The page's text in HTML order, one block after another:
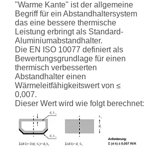
"Warme Kante" ist der allgemeine
Begriff für ein Abstandhaltersystem
das eine bessere thermische
Leistung erbringt als Standard-
Aluminiumabstandhalter.
Die EN ISO 10077 definiert als
Bewertungsgrundlage für einen
thermisch verbesserten
Abstandhalter einen
Wärmeleitfähigkeitswert von ≤
0,007.
Dieser Wert wird wie folgt berechnet: